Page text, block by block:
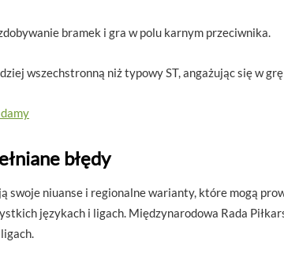
bramek i gra w polu karnym przeciwnika.
wszechstronną niż typowy ST, angażując się w
błędy
swoje niuanse i regionalne warianty, które mogą
językach i ligach. Międzynarodowa Rada